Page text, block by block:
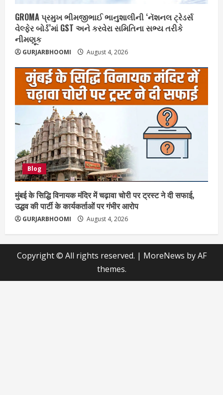
GROMA પ્રમુખ ભીમજીભાઈ ભાનુશાલીની ‘નૅશનલ ટ્રેડર્સ
વેલ્ફેર બોર્ડ’માં GST અને કરવેરા સમિતિના સભ્ય તરીકે
નીમણૂક
GURJARBHOOMI August 4, 2026
Blog
मुंबई के सिद्धि विनायक मंदिर में चढ़ावा चोरी पर ट्रस्ट ने दी सफाई,
उद्धव की पार्टी के कार्यकर्ताओं पर गंभीर आरोप
GURJARBHOOMI August 4, 2026
Copyright © All rights reserved. | MoreNews by AF
themes.